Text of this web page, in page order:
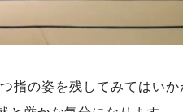
指の姿を残してみてはいか